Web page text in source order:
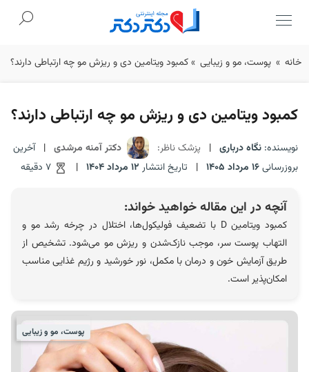
Skip
خانه » پوست، مو و زیبایی »کمبود ویتامین دی و ریزش مو چه ارتباطی دارند؟
کمبود ویتامین دی و ریزش مو چه ارتباطی دارند؟
نویسنده: نگاه درباری | پزشک ناظر: دکتر آمنه مرشدی | آخرین
بروزرسانی16 مرداد 1405 | تاریخ انتشار 12 مرداد 1404 |
آنچه در این مقاله خواهید خواند:
کمبود ویتامین D با تضعیف فولیکول‌ها، اختلال در چرخه رشد مو و
التهاب پوست سر، موجب نازک‌شدن و ریزش مو می‌شود. تشخیص از
طریق آزمایش خون و درمان با مکمل، نور خورشید و رژیم غذایی مناسب
امکان‌پذیر است.
پوست، مو و زیبایی